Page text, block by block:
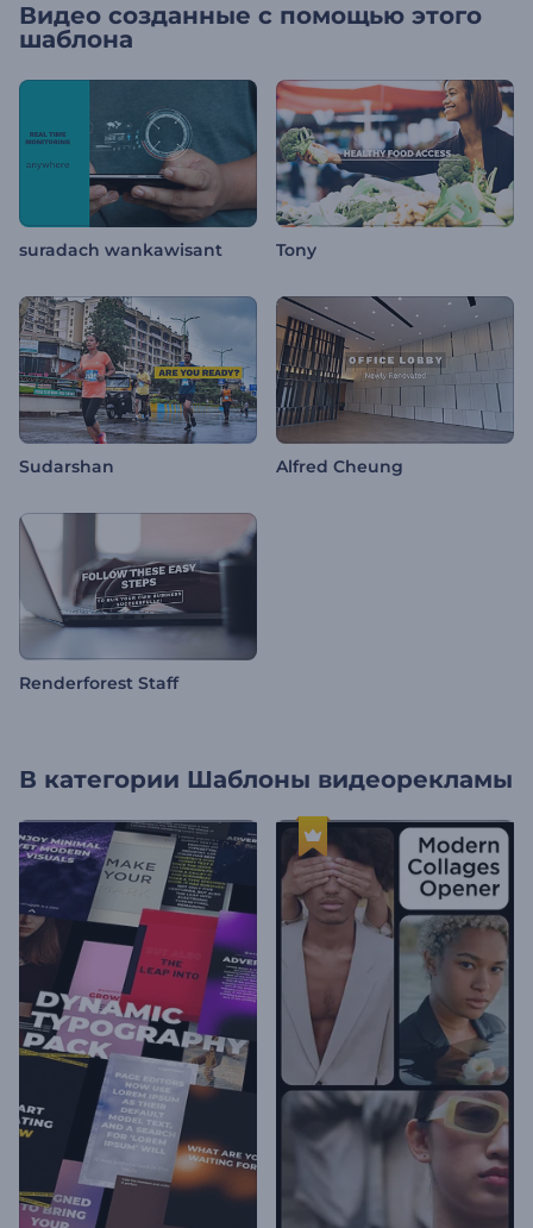
Видео созданные с помощью этого
шаблона
suradach wankawisant Tony
Sudarshan Alfred Cheung
Renderforest Staff
В категории Шаблоны видеорекламы